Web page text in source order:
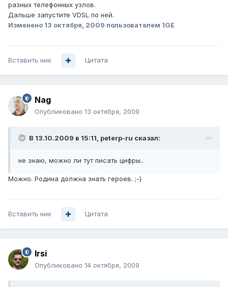
разных телефонных узлов.
Дальше запустите VDSL по ней.
Изменено 13 октября, 2009 пользователем 1GE
Вставить ник Цитата
Nag
Опубликовано 13 октября, 2009
В 13.10.2009 в 15:11, peterp-ru сказал:
не знаю, можно ли тут писать цифры..
Можно. Родина должна знать героев. ;-)
Вставить ник Цитата
Irsi
Опубликовано 14 октября, 2009